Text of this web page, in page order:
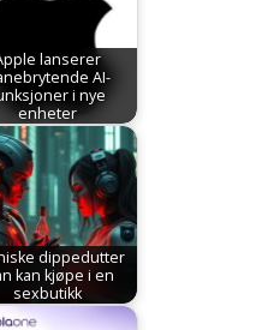
lanserer
AI-
i nye
enheter
dippedutter
kan kjøpe i en
sexbutikk